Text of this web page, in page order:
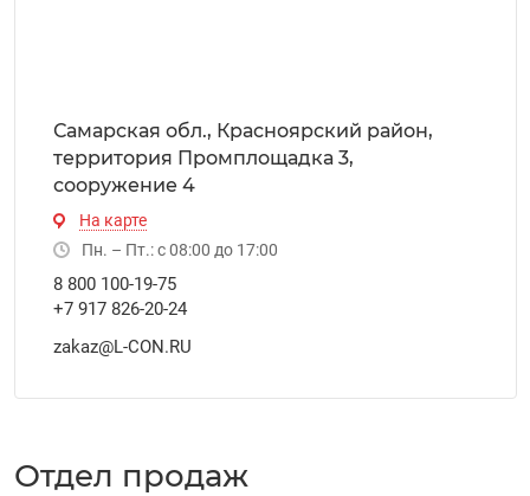
Самарская обл., Красноярский район,
территория Промплощадка 3,
сооружение 4
На карте
Пн. – Пт.: с 08:00 до 17:00
8 800 100-19-75
+7 917 826-20-24
zakaz@L-CON.RU
Отдел продаж